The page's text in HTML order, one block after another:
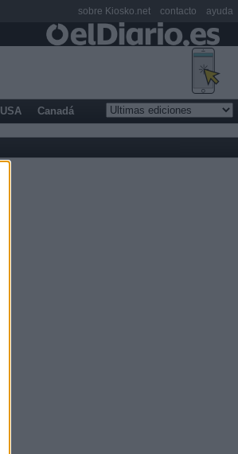
USA Canadá
sobre Kiosko.net contacto ayuda